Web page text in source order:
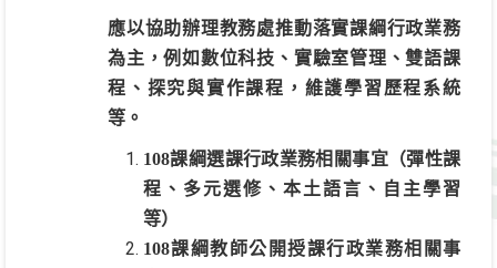
應以協助辦理教務處推動落實課綱行政業務
為主，例如數位科技、實驗室管理、雙語課
程、探究與實作課程，維護學習歷程系統
等。
108課綱選課行政業務相關事宜（彈性課
程、多元選修、本土語言、自主學習
等）
108課綱教師公開授課行政業務相關事